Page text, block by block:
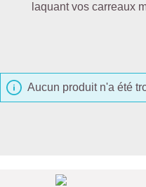
laquant vos carreaux
Aucun produit n'a été